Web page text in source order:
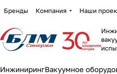
Бренды Компания Наши
ИнжинирингВакуумное